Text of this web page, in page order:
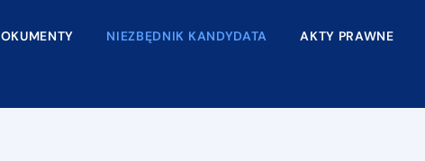
NIEZBĘDNIK KANDYDATA AKTY PRAWNE